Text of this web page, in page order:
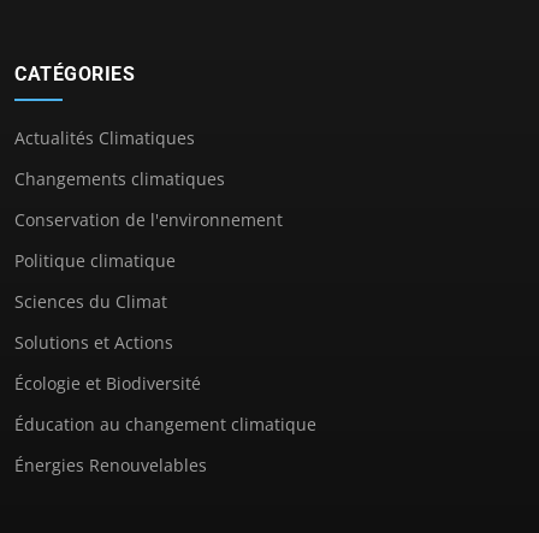
CATÉGORIES
Actualités Climatiques
Changements climatiques
Conservation de l'environnement
Politique climatique
Sciences du Climat
Solutions et Actions
Écologie et Biodiversité
Éducation au changement climatique
Énergies Renouvelables